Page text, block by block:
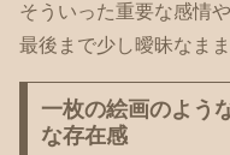
そういった重要な感情や
最後まで少し曖昧なま
一枚の絵画のよう
な存在感